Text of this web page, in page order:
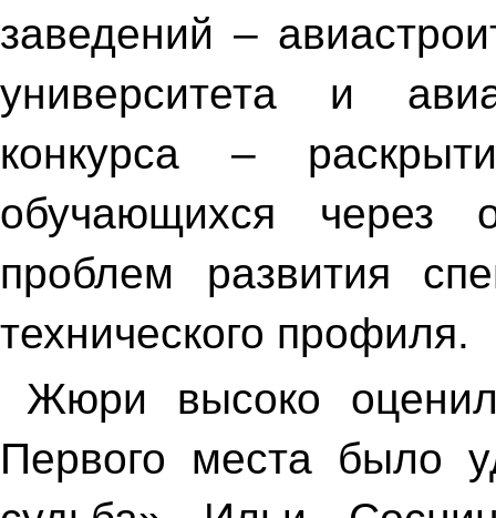
заведений –
университета и
конкурса –
обучающихся через
проблем развития
технического профиля.
Жюри высоко
Первого места было